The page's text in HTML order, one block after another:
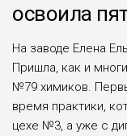
освоила
На заводе Елена
Пришла, как и
№79 химиков.
время практики,
це­хе №3, а уже с